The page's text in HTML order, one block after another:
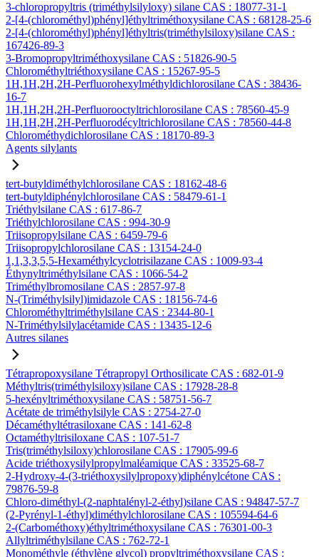
3-chloropropyltris (triméthylsilyloxy) silane CAS : 18077-31-1
2-[4-(chlorométhyl)phényl]éthyltriméthoxysilane CAS : 68128-25-6
2-[4-(chlorométhyl)phényl]éthyltris(triméthylsiloxy)silane CAS :
167426-89-3
3-Bromopropyltriméthoxysilane CAS : 51826-90-5
Chlorométhyltriéthoxysilane CAS : 15267-95-5
1H,1H,2H,2H-Perfluorohexylméthyldichlorosilane CAS : 38436-
16-7
1H,1H,2H,2H-Perfluorooctyltrichlorosilane CAS : 78560-45-9
1H,1H,2H,2H-Perfluorodécyltrichlorosilane CAS : 78560-44-8
Chlorométhydichlorosilane CAS : 18170-89-3
Agents silylants
tert-butyldiméthylchlorosilane CAS : 18162-48-6
tert-butyldiphénylchlorosilane CAS : 58479-61-1
Triéthylsilane CAS : 617-86-7
Triéthylchlorosilane CAS : 994-30-9
Triisopropylsilane CAS : 6459-79-6
Triisopropylchlorosilane CAS : 13154-24-0
1,1,3,3,5,5-Hexaméthylcyclotrisilazane CAS : 1009-93-4
Éthynyltriméthylsilane CAS : 1066-54-2
Triméthylbromosilane CAS : 2857-97-8
N-(Triméthylsilyl)imidazole CAS : 18156-74-6
Chlorométhyltriméthylsilane CAS : 2344-80-1
N-Triméthylsilylacétamide CAS : 13435-12-6
Autres silanes
Tétrapropoxysilane Tétrapropyl Orthosilicate CAS : 682-01-9
Méthyltris(triméthylsiloxy)silane CAS : 17928-28-8
5-hexényltriméthoxysilane CAS : 58751-56-7
Acétate de triméthylsilyle CAS : 2754-27-0
Décaméthyltétrasiloxane CAS : 141-62-8
Octaméthyltrisiloxane CAS : 107-51-7
Tris(triméthylsiloxy)chlorosilane CAS : 17905-99-6
Acide triéthoxysilylpropylmaléamique CAS : 33525-68-7
2-Hydroxy-4-(3-triéthoxysilylpropoxy)diphénylcétone CAS :
79876-59-8
Chloro-diméthyl-(2-naphtalényl-2-éthyl)silane CAS : 94847-57-7
(2-Pyrényl-1-éthyl)diméthylchlorosilane CAS : 105594-64-6
2-(Carbométhoxy)éthyltriméthoxysilane CAS : 76301-00-3
Allyltriméthylsilane CAS : 762-72-1
Monométhyle (éthylène glycol) propyltriméthoxysilane CAS :